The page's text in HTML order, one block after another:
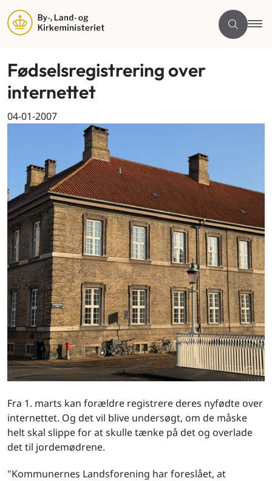
Fødselsregistrering over
internettet
04-01-2007
Fra 1. marts kan forældre registrere deres nyfødte over
internettet. Og det vil blive undersøgt, om de måske
helt skal slippe for at skulle tænke på det og overlade
det til jordemødrene.
"Kommunernes Landsforening har foreslået, at